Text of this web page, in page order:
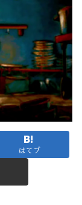
はてブ